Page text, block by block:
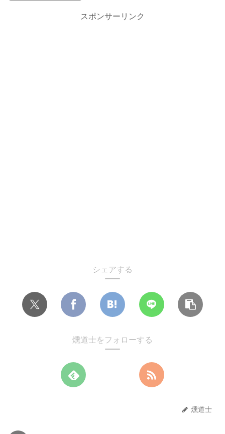
スポンサーリンク
シェアする
燻道士をフォローする
燻道士